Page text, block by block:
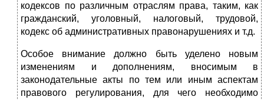
кодексов по различным отраслям права, таким, как
гражданский, уголовный, налоговый, трудовой,
кодекс об административных правонарушениях и т.д.
Особое внимание должно быть уделено новым
изменениям и дополнениям, вносимым в
законодательные акты по тем или иным аспектам
правового регулирования, для чего необходимо